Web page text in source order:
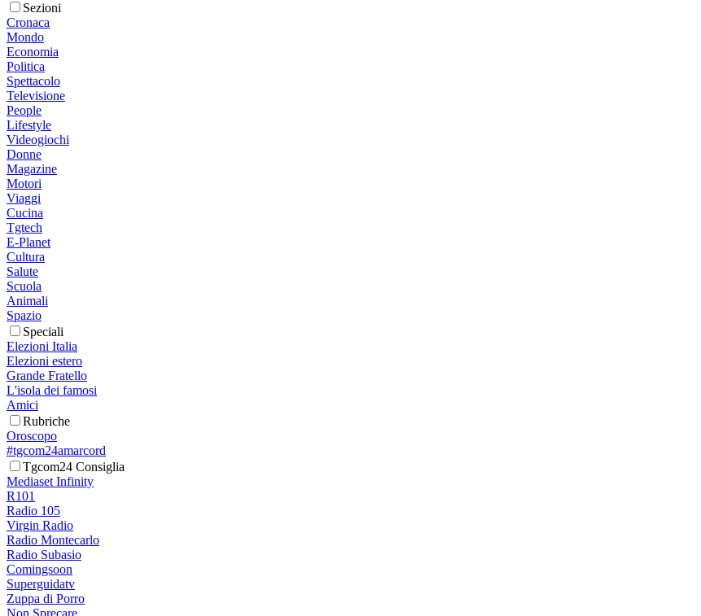
Sezioni
Cronaca
Mondo
Economia
Politica
Spettacolo
Televisione
People
Lifestyle
Videogiochi
Donne
Magazine
Motori
Viaggi
Cucina
Tgtech
E-Planet
Cultura
Salute
Scuola
Animali
Spazio
Speciali
Elezioni Italia
Elezioni estero
Grande Fratello
L'isola dei famosi
Amici
Rubriche
Oroscopo
#tgcom24amarcord
Tgcom24 Consiglia
Mediaset Infinity
R101
Radio 105
Virgin Radio
Radio Montecarlo
Radio Subasio
Comingsoon
Superguidatv
Zuppa di Porro